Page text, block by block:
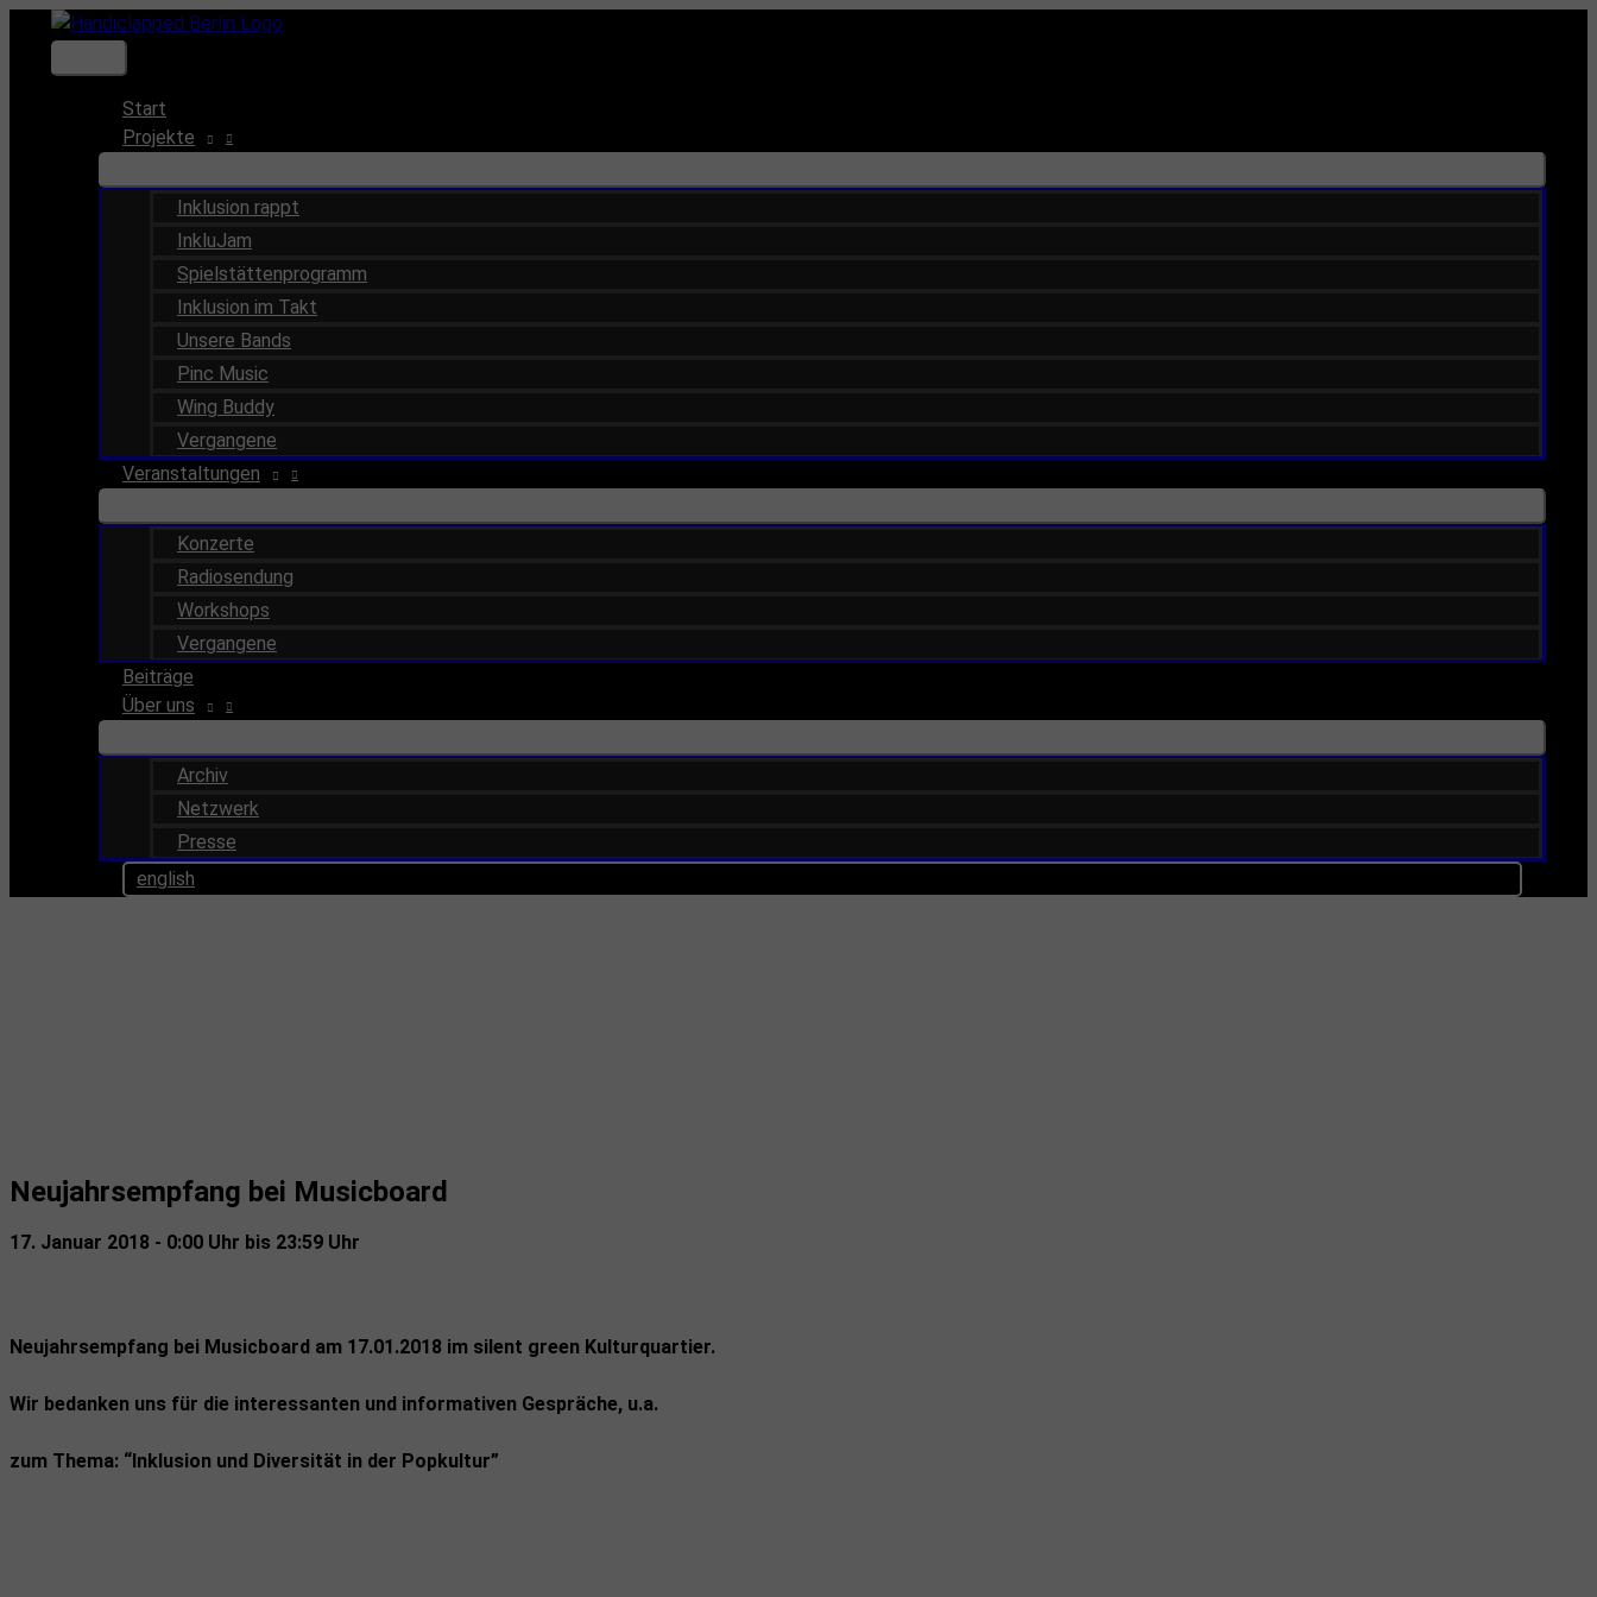
Inhalt
springen Hauptmenü
Start
Projekte
Inklusion rappt
InkluJam
Spielstättenprogramm
Inklusion im Takt
Unsere Bands
Pinc Music
Wing Buddy
Vergangene
Veranstaltungen
Konzerte
Radiosendung
Workshops
Vergangene
Beiträge
Über uns
Archiv
Netzwerk
Presse
english
Neujahrsempfang bei Musicboard
17. Januar 2018 - 0:00 Uhr bis 23:59 Uhr
Neujahrsempfang bei Musicboard am 17.01.2018 im silent green Kulturquartier.
Wir bedanken uns für die interessanten und informativen Gespräche, u.a.
zum Thema: “Inklusion und Diversität in der Popkultur”